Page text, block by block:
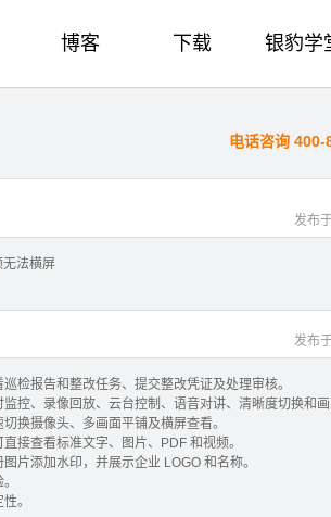
博客 下载 银豹学
电话咨询 400-
发布
无法横屏
发布
检报告和整改任务、提交整改凭证及处理审核。
控、录像回放、云台控制、语音对讲、清晰度切换和画
换摄像头、多画面平铺及横屏查看。
接查看标准文字、图片、PDF 和视频。
片添加水印，并展示企业 LOGO 和名称。
。